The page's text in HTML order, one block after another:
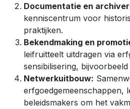
Documentatie en
kenniscentrum voor
praktijken.
Bekendmaking en
leifruitteelt uitdragen via
sensibilisering,
Netwerkuitbouw:
erfgoedgemeenschappen,
beleidsmakers om het